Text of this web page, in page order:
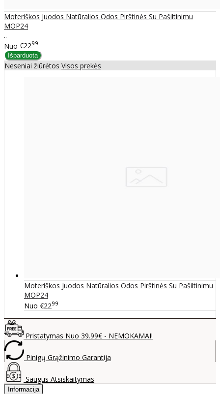
Moteriškos Juodos Natūralios Odos Pirštinės Su Pašiltinimu
MOP24
..
Nuo €2299
Neseniai žiūrėtos Visos prekės
Moteriškos Juodos Natūralios Odos Pirštinės Su Pašiltinimu
MOP24
Nuo €2299
Pristatymas Nuo 39.99€ - NEMOKAMAI!
Pinigų Grąžinimo Garantija
Saugus Atsiskaitymas
Informacija